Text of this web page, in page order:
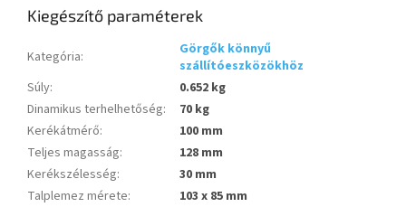
Kiegészítő paraméterek
Kategória:
Görgők könnyű
szállítóeszközökhöz
Súly:
0.652 kg
Dinamikus terhelhetőség:
70 kg
Kerékátmérő:
100 mm
Teljes magasság:
128 mm
Kerékszélesség:
30 mm
Talplemez mérete:
103 x 85 mm